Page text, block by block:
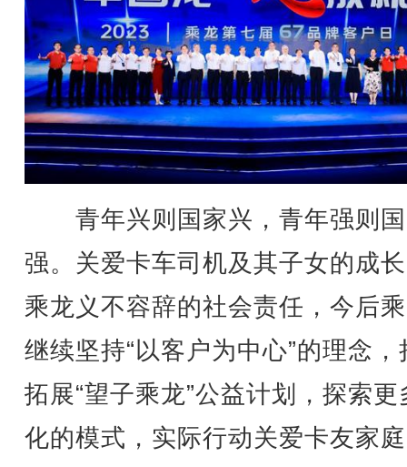
青年兴则国家兴，青年强则
强。关爱卡车司机及其子女的成
乘龙义不容辞的社会责任，今后
继续坚持“以客户为中心”的理念，
拓展“望子乘龙”公益计划，探索更
化的模式，实际行动关爱卡友家